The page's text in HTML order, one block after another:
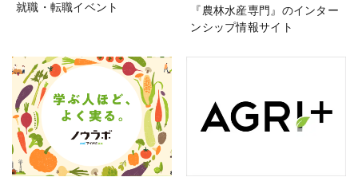
就職・転職イベント
『農林水産専門』のインター
ンシップ情報サイト